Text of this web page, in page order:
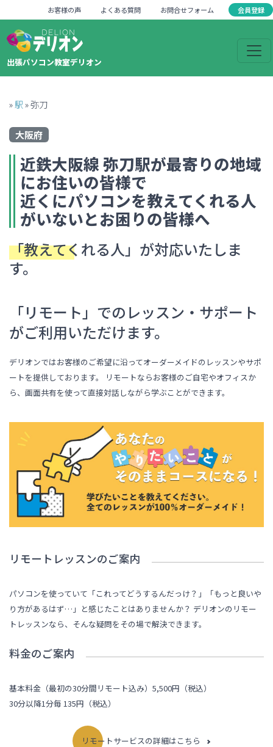
お客様の声 よくある質問 お問合せフォーム 会員登録
出張パソコン教室デリオン
»駅»弥刀
大阪府
近鉄大阪線弥刀駅が最寄りの地域
にお住いの皆様で
近くにパソコンを教えてくれる人
がいないとお困りの皆様へ
「教えてくれる人」 が対応いたしま
す。
「リモート」でのレッスン・サポート
がご利用いただけます。
デリオンではお客様のご希望に沿ってオーダーメイドのレッスンやサポ
ートを提供しております。 リモートならお客様のご自宅やオフィスか
ら、画面共有を使って直接対話しながら学ぶことができます。
リモートレッスンのご案内
パソコンを使っていて「これってどうするんだっけ？」「もっと良いや
り方があるはず…」と感じたことはありませんか？ デリオンのリモー
トレッスンなら、そんな疑問をその場で解決できます。
料金のご案内
基本料金（最初の30分間リモート込み）5,500円（税込）
30分以降1分毎 135円（税込）
リモートサービスの詳細はこちら